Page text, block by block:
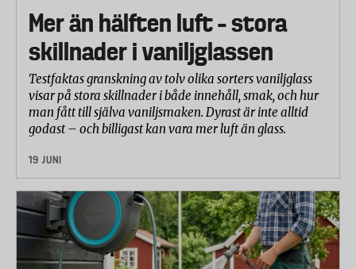
KappAhl Microfiber
Slitagestyrka
Här testades strumpornas förmåga att stå emot
slitage under normal användning. En cirkulär yta på
strumpan nöttes med hjälp av en maskin mot en
ullstandardväv i ett specifikt mönster. Den nötta
ytan undersöktes löpande och när strumpan gått
sönder avbröts provningen. Det antal varv som
strumpbyxan klarar innan den brister blir
slutresultatet.
Hållbarhet/Elasticitet
Mer än hälften luft – stora
skillnader i vaniljglassen
Testfaktas granskning av tolv olika sorters vaniljglass
visar på stora skillnader i både innehåll, smak, och hur
man fått till själva vaniljsmaken. Dyrast är inte alltid
godast – och billigast kan vara mer luft än glass.
19 JUNI